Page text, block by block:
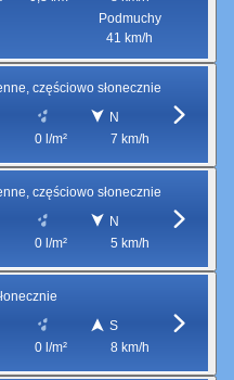
Podmuchy
41 km/h
częściowo słonecznie
0 l/m²
N
7 km/h
częściowo słonecznie
0 l/m²
N
5 km/h
0 l/m²
S
8 km/h